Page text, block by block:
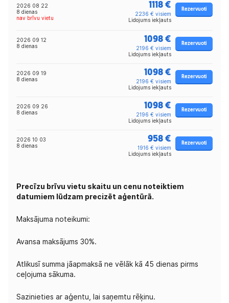
2026 08 22
8 dienas
nav brīvu vietu
1118 €
2236 € visiem
Lidojums iekļauts
Rezervuoti
2026 09 12
8 dienas
1098 €
2196 € visiem
Lidojums iekļauts
Rezervuoti
2026 09 19
8 dienas
1098 €
2196 € visiem
Lidojums iekļauts
Rezervuoti
2026 09 26
8 dienas
1098 €
2196 € visiem
Lidojums iekļauts
Rezervuoti
2026 10 03
8 dienas
958 €
1916 € visiem
Lidojums iekļauts
Rezervuoti
Precīzu brīvu vietu skaitu un cenu noteiktiem
datumiem lūdzam precizēt aģentūrā.
Maksājuma noteikumi:
Avansa maksājums 30%.
Atlikusī summa jāapmaksā ne vēlāk kā 45 dienas pirms
ceļojuma sākuma.
Sazinieties ar aģentu, lai saņemtu rēķinu.